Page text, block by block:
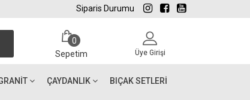
Siparis Durumu
0
Sepetim
Üye Girişi
ÇAYDANLIK BIÇAK SETLERI